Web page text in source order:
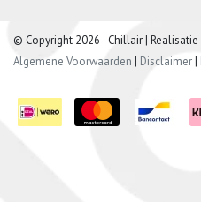
© Copyright 2026 - Chillair | Realisatie
Algemene Voorwaarden | Disclaimer|